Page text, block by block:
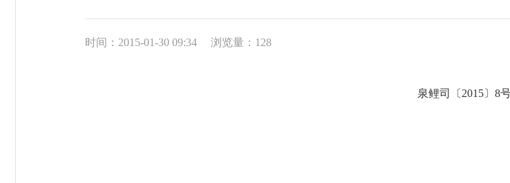
时间：2015-01-30 09:34 浏览量： 128
泉鲤司〔 2015〕 8